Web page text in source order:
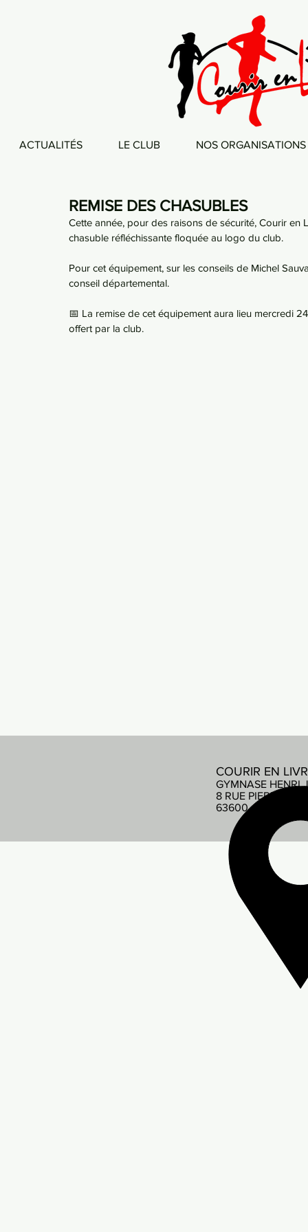
ACTUALITÉS LE CLUB NOS ORGANISATIONS
REMISE DES CHASUBLES
Cette année, pour des raisons de sécurité, Courir
chasuble réfléchissante floquée au logo du club.
Pour cet équipement, sur les conseils de Michel
conseil départemental.
📅 La remise de cet équipement aura lieu mercredi
offert par la club.
COURIR EN
GYMNASE HENRI
8 RUE PIERRE DE
63600 AMBERT